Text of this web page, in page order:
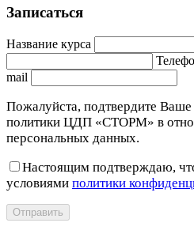
Записаться
Название курса
mail
Пожалуйста, подтвердите Ваше
политики ЦДП «СТОРМ» в
персональных данных.
Настоящим подтверждаю,
условиями политики
Отправить